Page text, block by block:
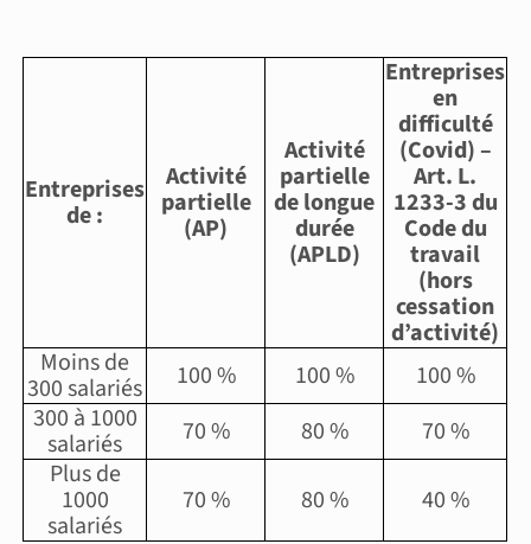
Entreprises
de :
Activité
partielle
(AP)
Activité
partielle
de longue
durée
(APLD)
Entreprises
en
difficulté
(Covid) –
Art. L.
1233-3 du
Code du
travail
(hors
cessation
d’activité)
Moins de
300 salariés 100 % 100 %
100 %
300 à 1000
salariés 70 % 80 %
70 %
Plus de
1000
salariés
70 % 80 % 40 %